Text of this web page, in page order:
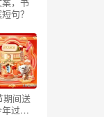
句？
期间送
过年